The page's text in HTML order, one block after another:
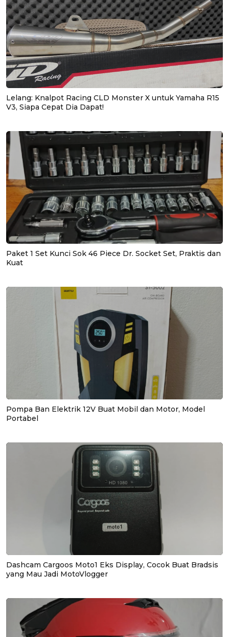
Lelang: Knalpot Racing CLD Monster X untuk Yamaha R15
V3, Siapa Cepat Dia Dapat!
Paket 1 Set Kunci Sok 46 Piece Dr. Socket Set, Praktis dan
Kuat
Pompa Ban Elektrik 12V Buat Mobil dan Motor, Model
Portabel
Dashcam Cargoos Moto1 Eks Display, Cocok Buat Bradsis
yang Mau Jadi MotoVlogger